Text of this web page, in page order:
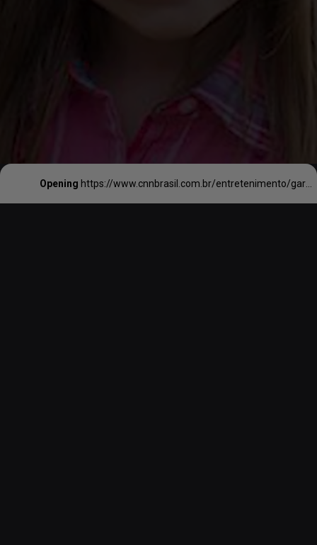
Opening https://www.cnnbrasil.com.br/entretenimento/garota-desaparecida-ha-seis-anos-e-encontrada-apos-aparecer-em-serie-da-netflix/